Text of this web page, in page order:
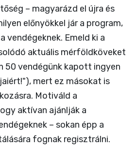
– magyarázd el újra és
előnyökkel jár a program,
vendégeknek. Emeld ki a
aktuális mérföldköveket
50 vendégünk kapott ingyen
mert ez másokat is
Motiváld a
aktívan ajánlják a
– sokan épp a
fognak regisztrálni.